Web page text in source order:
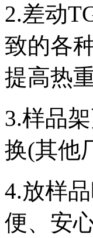
2.差动
致的各
提高热
3.样品
换(其他
4.放样
便、安